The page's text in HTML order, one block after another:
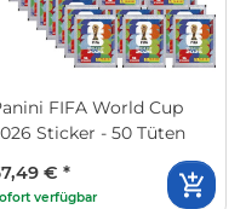
FIFA World Cup
Sticker - 50 Tüten
€ *
verfügbar